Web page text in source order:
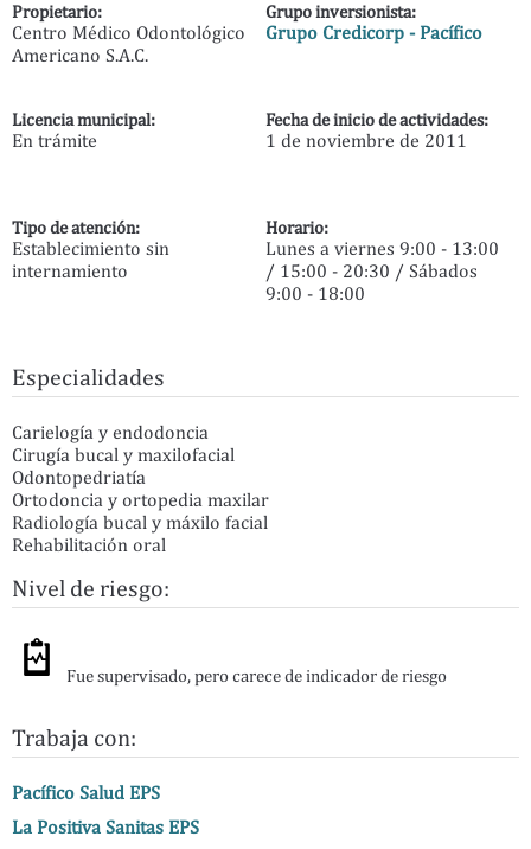
Propietario:
Centro Médico Odontológico
Americano S.A.C.
Grupo inversionista:
Grupo Credicorp - Pacífico
Licencia municipal:
En trámite
Fecha de inicio de actividades:
1 de noviembre de 2011
Tipo de atención:
Establecimiento sin
internamiento
Horario:
Lunes a viernes 9:00 - 13:00
/ 15:00 - 20:30 / Sábados
9:00 - 18:00
Especialidades
Carielogía y endodoncia
Cirugía bucal y maxilofacial
Odontopedriatía
Ortodoncia y ortopedia maxilar
Radiología bucal y máxilo facial
Rehabilitación oral
Nivel de riesgo:
Fue supervisado, pero carece de indicador de riesgo
Trabaja con:
Pacífico Salud EPS
La Positiva Sanitas EPS